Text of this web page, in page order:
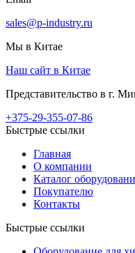
sales@p-industry.ru
Мы в Китае
Наш сайт в Китае
Представительство в г.
+375-29-355-07-86
Быстрые ссылки
Главная
О компании
Каталог
Покупателю
Контакты
Быстрые ссылки